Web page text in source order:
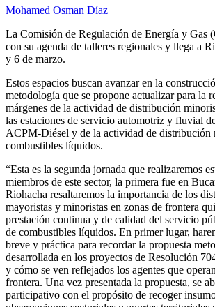
Mohamed Osman Díaz
La Comisión de Regulación de Energía y Gas
con su agenda de talleres regionales y llega a
y 6 de marzo.
Estos espacios buscan avanzar en la
metodología que se propone actualizar para la
márgenes de la actividad de distribución
las estaciones de servicio automotriz y fluvial
ACPM-Diésel y de la actividad de distribución
combustibles líquidos.
“Esta es la segunda jornada que realizaremos
miembros de este sector, la primera fue en
Riohacha resaltaremos la importancia de los
mayoristas y minoristas en zonas de frontera
prestación continua y de calidad del servicio
de combustibles líquidos. En primer lugar,
breve y práctica para recordar la propuesta
desarrollada en los proyectos de Resolución
y cómo se ven reflejados los agentes que
frontera. Una vez presentada la propuesta, se
participativo con el propósito de recoger